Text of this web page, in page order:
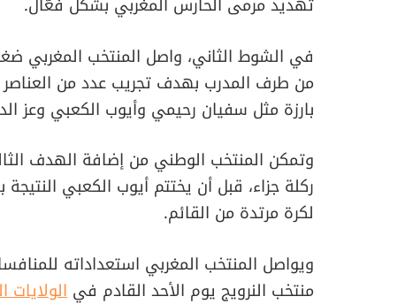
في الشوط الثاني، واصل المنتخب المغربي
من طرف المدرب بهدف تجريب عدد من
بارزة مثل سفيان رحيمي وأيوب الكعبي وعز
لكرة مرتدة من القائم.
ويواصل المنتخب المغربي استعداداته
منتخب النرويج يوم الأحد القادم في الولايات